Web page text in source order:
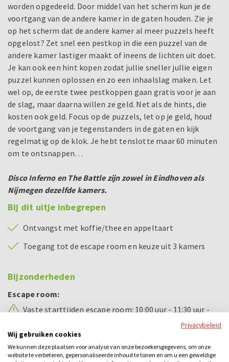
worden opgedeeld. Door middel van het scherm kun je de
voortgang van de andere kamer in de gaten houden. Zie je
op het scherm dat de andere kamer al meer puzzels heeft
opgelost? Zet snel een pestkop in die een puzzel van de
andere kamer lastiger maakt of ineens de lichten uit doet.
Je kan ook een hint kopen zodat jullie sneller jullie eigen
puzzel kunnen oplossen en zo een inhaalslag maken. Let
wel op, de eerste twee pestkoppen gaan gratis voor je aan
de slag, maar daarna willen ze geld. Net als de hints, die
kosten ook geld. Focus op de puzzels, let op je geld, houd
de voortgang van je tegenstanders in de gaten en kijk
regelmatig op de klok. Je hebt tenslotte maar 60 minuten
om te ontsnappen…
Disco Inferno en The Battle zijn zowel in Eindhoven als
Nijmegen dezelfde kamers.
Bij dit uitje inbegrepen
Ontvangst met koffie/thee en appeltaart
Toegang tot de escape room en keuze uit 3 kamers
Bijzonderheden
Escape room:
Vaste starttijden escape room: 10:00 uur - 11:30 uur -
13:00 uur - 14:30 uur - 16:00 uur - 17:30 uur - 19:00 uur -
20:30 uur - 22:00 uur - 23:30 uur
Vaste starttijden escape room The Battle: 09:30 uur -
11:00 uur - 12:30 uur - 14:00 uur - 15:30 uur - 17:00 uur -
Privacybeleid
Wij gebruiken cookies
We kunnen deze plaatsen voor analyse van onze bezoekersgegevens, om onze
website te verbeteren, gepersonaliseerde inhoud te tonen en om u een geweldige